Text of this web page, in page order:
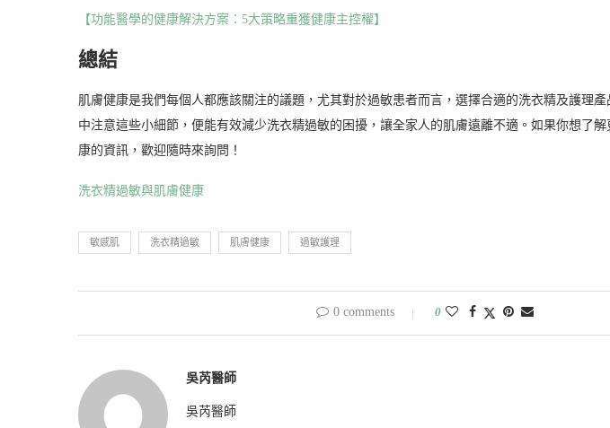
【功能醫學的健康解決方案：5大策略重獲健康主控權】
總結
肌膚健康是我們每個人都應該關注的議題，尤其對於過敏患者而言，選擇合適的洗衣精及護理
中注意這些小細節，便能有效減少洗衣精過敏的困擾，讓全家人的肌膚遠離不適。如果你想了
康的資訊，歡迎隨時來詢問！
洗衣精過敏與肌膚健康
敏感肌 洗衣精過敏 肌膚健康 過敏護理
0 comments 0
吳芮醫師
吳芮醫師